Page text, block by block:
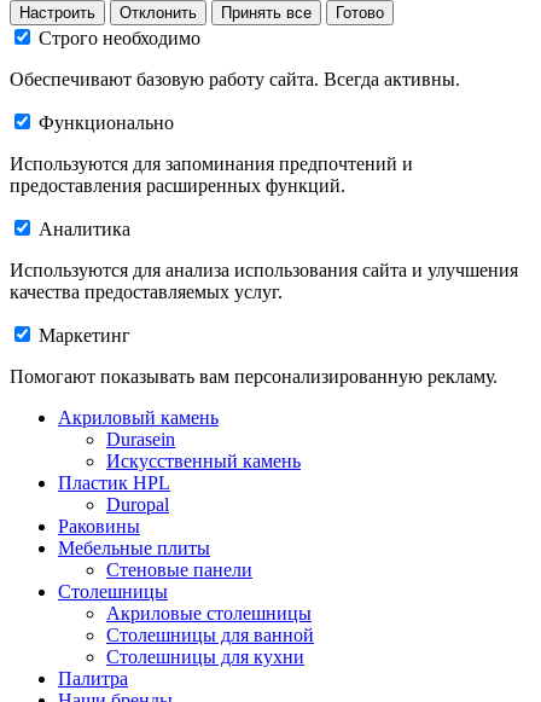
Настроить Отклонить Принять все Готово
Строго необходимо
Обеспечивают базовую работу сайта. Всегда активны.
Функционально
Используются для запоминания предпочтений и
предоставления расширенных функций.
Аналитика
Используются для анализа использования сайта и улучшения
качества предоставляемых услуг.
Маркетинг
Помогают показывать вам персонализированную рекламу.
Акриловый камень
Durasein
Искусственный камень
Пластик HPL
Duropal
Раковины
Мебельные плиты
Стеновые панели
Столешницы
Акриловые столешницы
Столешницы для ванной
Столешницы для кухни
Палитра